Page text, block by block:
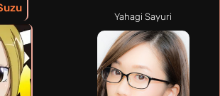
Yahagi Sayuri